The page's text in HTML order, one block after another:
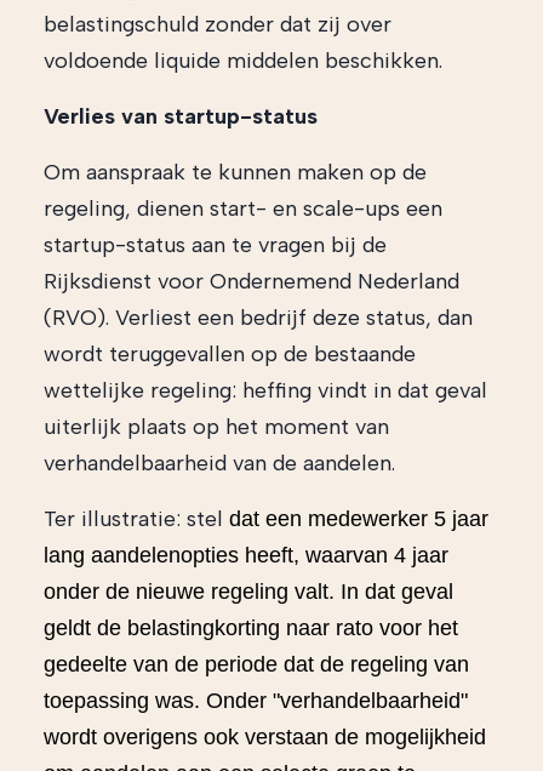
belastingschuld zonder dat zij over
voldoende liquide middelen beschikken.
Verlies van startup-status
Om aanspraak te kunnen maken op de
regeling, dienen start- en scale-ups een
startup-status aan te vragen bij de
Rijksdienst voor Ondernemend Nederland
(RVO). Verliest een bedrijf deze status, dan
wordt teruggevallen op de bestaande
wettelijke regeling: heffing vindt in dat geval
uiterlijk plaats op het moment van
verhandelbaarheid van de aandelen.
Ter illustratie: stel dat een medewerker 5 jaar
lang aandelenopties heeft, waarvan 4 jaar
onder de nieuwe regeling valt. In dat geval
geldt de belastingkorting naar rato voor het
gedeelte van de periode dat de regeling van
toepassing was. Onder "verhandelbaarheid"
wordt overigens ook verstaan de mogelijkheid